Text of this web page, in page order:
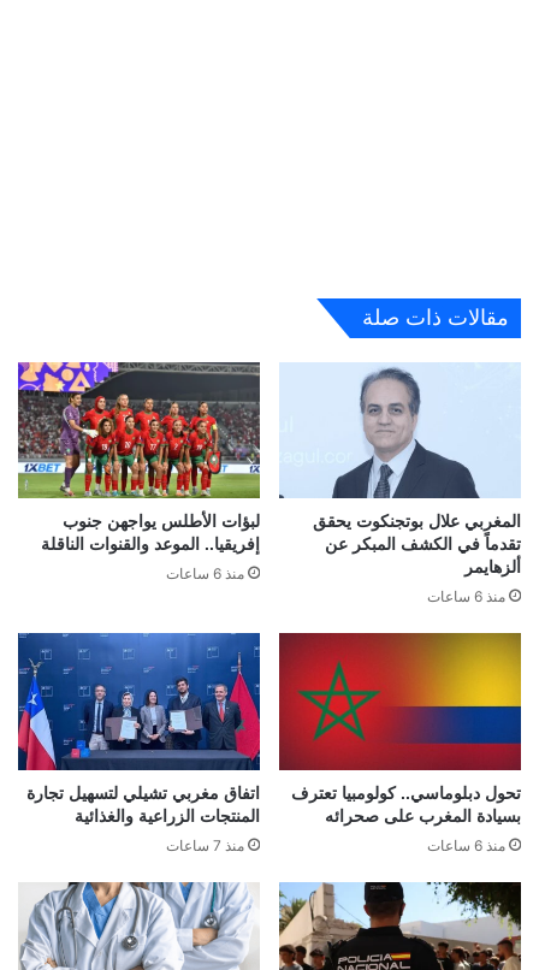
مقالات ذات صلة
المغربي علال بوتجنكوت يحقق
تقدماً في الكشف المبكر عن
ألزهايمر
منذ 6 ساعات
لبؤات الأطلس يواجهن جنوب
إفريقيا.. الموعد والقنوات الناقلة
منذ 6 ساعات
تحول دبلوماسي.. كولومبيا تعترف
بسيادة المغرب على صحرائه
منذ 6 ساعات
اتفاق مغربي تشيلي لتسهيل تجارة
المنتجات الزراعية والغذائية
منذ 7 ساعات